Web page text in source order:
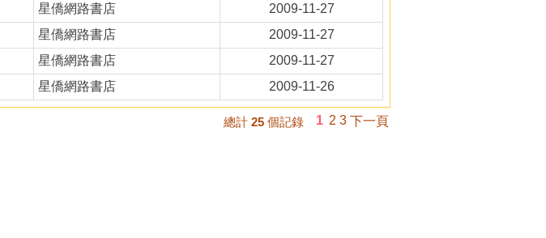
星僑網路書店
2009-11-27
星僑網路書店
2009-11-27
星僑網路書店
2009-11-27
星僑網路書店 2009-11-26
總計 25 個記錄 1 2 3 下一頁